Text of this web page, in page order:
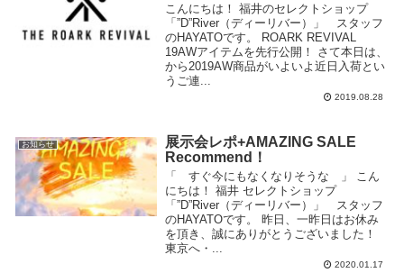
こんにちは！ 福井のセレクトショップ
「”D”River（ディーリバー）」 スタッフ
のHAYATOです。 ROARK REVIVAL
19AWアイテムを先行公開！ さて本日は、
から2019AW商品がいよいよ近日入荷とい
うご連...
2019.08.28
お知らせ
展示会レポ+AMAZING SALE
Recommend！
「 すぐ今にもなくなりそうな 」 こん
にちは！ 福井 セレクトショップ
「”D”River（ディーリバー）」 スタッフ
のHAYATOです。 昨日、一昨日はお休み
を頂き、誠にありがとうございました！
東京へ・...
2020.01.17